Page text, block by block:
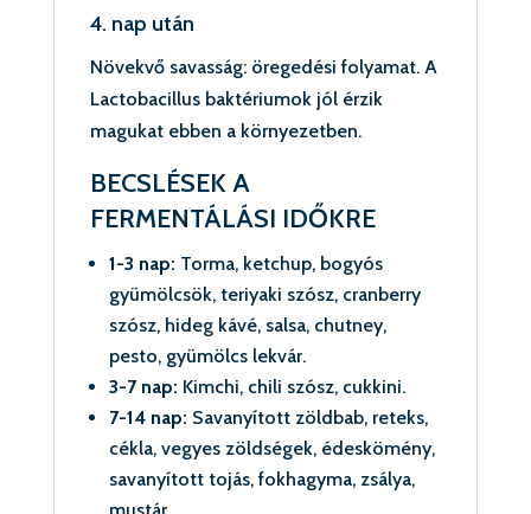
4. nap után
Növekvő savasság: öregedési folyamat. A
Lactobacillus baktériumok jól érzik
magukat ebben a környezetben.
BECSLÉSEK A
FERMENTÁLÁSI IDŐKRE
1-3 nap: Torma, ketchup, bogyós
gyümölcsök, teriyaki szósz, cranberry
szósz, hideg kávé, salsa, chutney,
pesto, gyümölcs lekvár.
3-7 nap: Kimchi, chili szósz, cukkini.
7-14 nap: Savanyított zöldbab, reteks,
cékla, vegyes zöldségek, édeskömény,
savanyított tojás, fokhagyma, zsálya,